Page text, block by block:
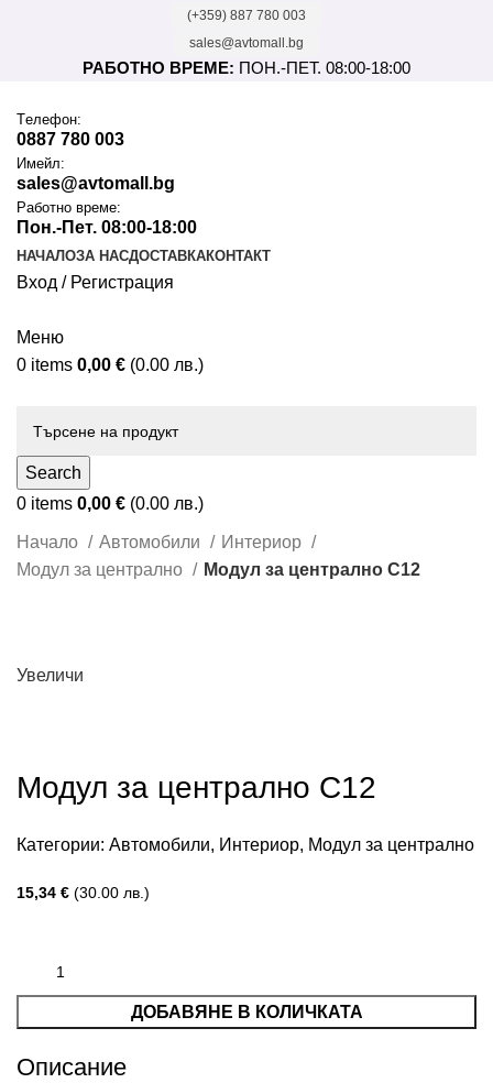
(+359) 887 780 003
sales@avtomall.bg
РАБОТНО ВРЕМЕ: ПОН.-ПЕТ. 08:00-18:00
Tелефон:
0887 780 003
Имейл:
sales@avtomall.bg
Работно време:
Пон.-Пет. 08:00-18:00
НАЧАЛОЗА НАСДОСТАВКАКОНТАКТ
Вход / Регистрация
Меню
0 items 0,00 € (0.00 лв.)
Search
0 items 0,00 € (0.00 лв.)
Начало Автомобили
Интериор
Модул за централно
Модул за централно С12
Увеличи
Модул за централно С12
Категории: Автомобили, Интериор, Модул за централно
15,34 € (30.00 лв.)
ДОБАВЯНЕ В КОЛИЧКАТА
Описание